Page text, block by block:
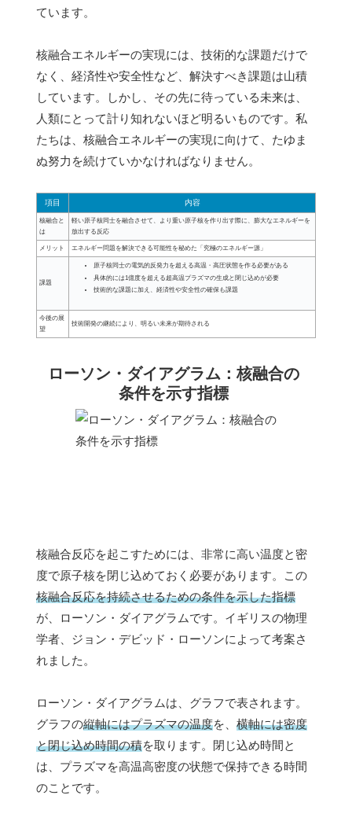
ています。
核融合エネルギーの実現には、技術的な課題だけで
なく、経済性や安全性など、解決すべき課題は山積
しています。しかし、その先に待っている未来は、
人類にとって計り知れないほど明るいものです。私
たちは、核融合エネルギーの実現に向けて、たゆま
ぬ努力を続けていかなければなりません。
項目 内容
核融合と
は
軽い原子核同士を融合させて、より重い原子核を作り出す際に、膨大なエネルギーを
放出する反応
メリット エネルギー問題を解決できる可能性を秘めた「究極のエネルギー源」
課題
原子核同士の電気的反発力を超える高温・高圧状態を作る必要がある
具体的には1億度を超える超高温プラズマの生成と閉じ込めが必要
技術的な課題に加え、経済性や安全性の確保も課題
今後の展
望
技術開発の継続により、明るい未来が期待される
ローソン・ダイアグラム：核融合の
条件を示す指標
核融合反応を起こすためには、非常に高い温度と密
度で原子核を閉じ込めておく必要があります。この
核融合反応を持続させるための条件を示した指標
が、ローソン・ダイアグラムです。イギリスの物理
学者、ジョン・デビッド・ローソンによって考案さ
れました。
ローソン・ダイアグラムは、グラフで表されます。
グラフの縦軸にはプラズマの温度を、 横軸には密度
と閉じ込め時間の積を取ります。閉じ込め時間と
は、プラズマを高温高密度の状態で保持できる時間
のことです。